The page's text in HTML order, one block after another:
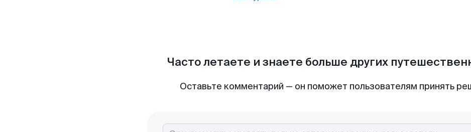
Часто летаете и знаете больше других
Оставьте комментарий — он поможет пользователям принять